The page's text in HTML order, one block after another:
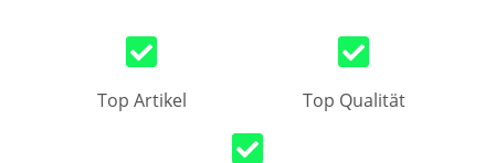
Top Artikel Top Qualität